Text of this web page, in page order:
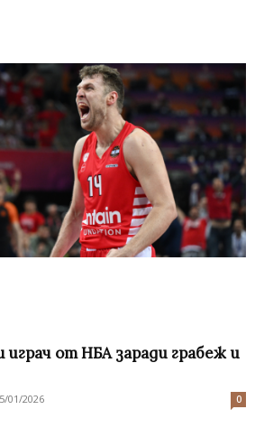
играч от НБА заради грабеж и
01/2026 0